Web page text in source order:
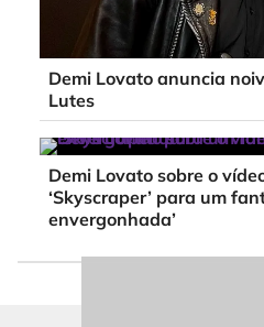
Demi Lovato anuncia
Lutes
Demi Lovato sobre o
‘Skyscraper’ para um
envergonhada’